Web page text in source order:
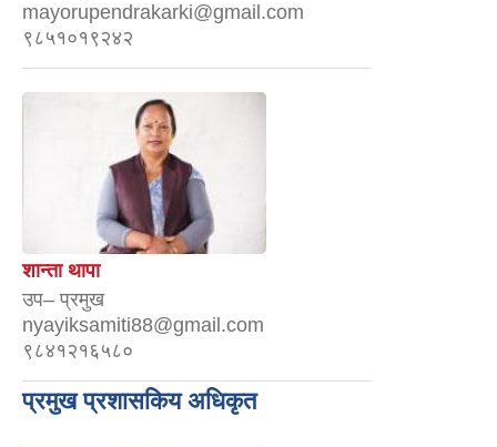
mayorupendrakarki@gmail.com
९८५१०१९२४२
शान्ता थापा
उप– प्रमुख
nyayiksamiti88@gmail.com
९८४१२१६५८०
प्रमुख प्रशासकिय अधिकृत